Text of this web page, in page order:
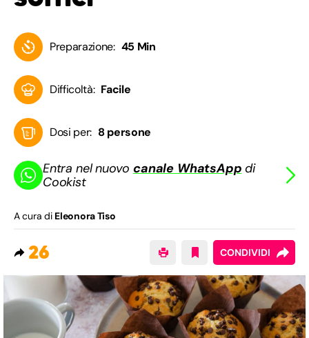
Preparazione: 45 Min
Difficoltà: Facile
Dosi per: 8 persone
Entra nel nuovocanale WhatsApp di
Cookist
A cura di Eleonora Tiso
26 CONDIVIDI